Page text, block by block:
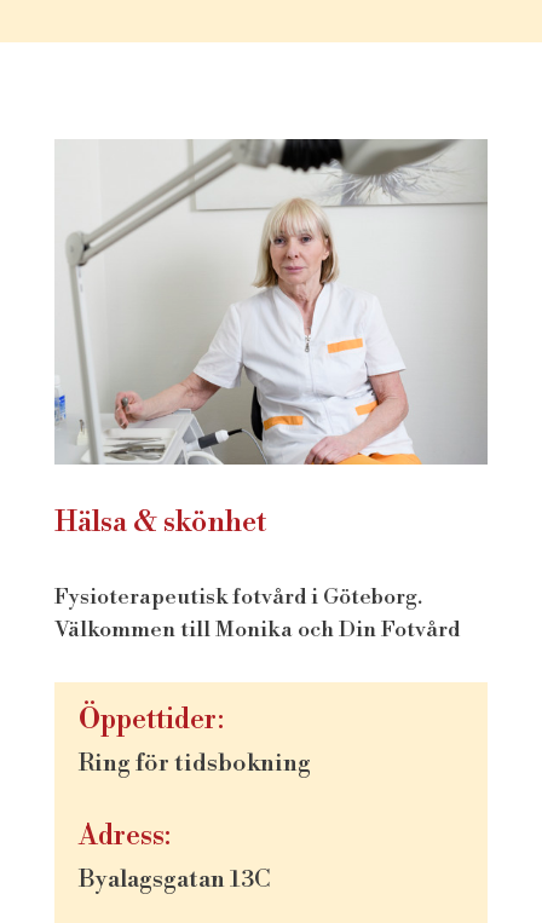
Hälsa & skönhet
Fysioterapeutisk fotvård i Göteborg.
Välkommen till Monika och Din Fotvård
Öppettider:
Ring för tidsbokning
Adress:
Byalagsgatan 13C